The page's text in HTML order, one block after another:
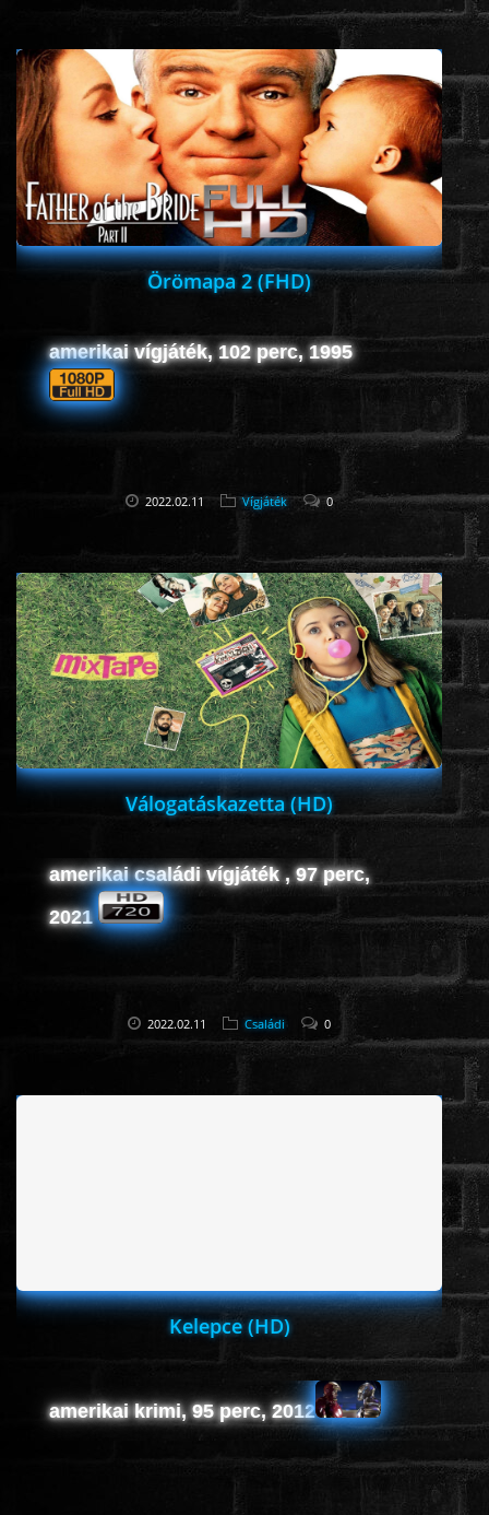
DOKUMENTUMFILMEK
ÉLŐ ADÁSOK (LIVE)
SOROZAT
KARÁCSONYI FILMEK
PC-GAME
www.onlinefilmvilag2.eu,Copyright © 2017-2026 Az oldal nem tárol
semmilyen jogsértő tartalmat. Minden adat külső forrásból származik |
Frissítve: 2026.07.27|Fel ↑
Örömapa 2 (FHD)
amerikai vígjáték, 102 perc, 1995
2022.02.11 Vígjáték 0
Válogatáskazetta (HD)
amerikai családi vígjáték , 97 perc,
2021
2022.02.11 Családi 0
Kelepce (HD)
amerikai krimi, 95 perc, 2012